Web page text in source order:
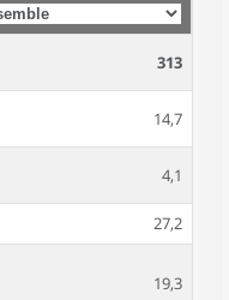
313
14,7
4,1
27,2
19,3